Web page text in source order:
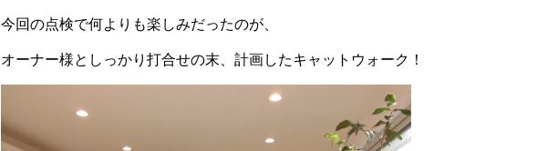
今回の点検で何よりも楽しみだったのが、
オーナー様としっかり打合せの末、計画したキャットウォーク！